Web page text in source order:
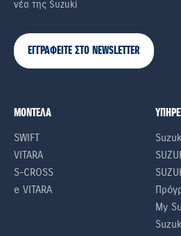
νέα της Suzuki
ΕΓΓΡΑΦΕΙΤΕ ΣΤΟ NEWSLETTER
ΜΟΝΤΕΛΑ
SWIFT
VITARA
S-CROSS
e VITARA
My